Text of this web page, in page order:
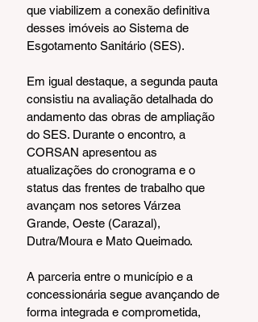
que viabilizem a conexão definitiva
desses imóveis ao Sistema de
Esgotamento Sanitário (SES).
Em igual destaque, a segunda pauta
consistiu na avaliação detalhada do
andamento das obras de ampliação
do SES. Durante o encontro, a
CORSAN apresentou as
atualizações do cronograma e o
status das frentes de trabalho que
avançam nos setores Várzea
Grande, Oeste (Carazal),
Dutra/Moura e Mato Queimado.
A parceria entre o município e a
concessionária segue avançando de
forma integrada e comprometida,